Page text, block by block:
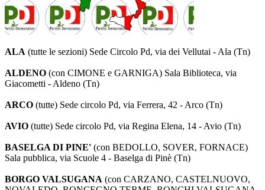
ALA (tutte le sezioni) Sede Circolo Pd, via dei Vellutai - Ala (Tn)
ALDENO (con CIMONE e GARNIGA) Sala Biblioteca, via
Giacometti - Aldeno (Tn)
ARCO (tutte) Sede circolo Pd, via Ferrera, 42 - Arco (Tn)
AVIO (tutte) Sede circolo Pd, via Regina Elena, 14 - Avio (Tn)
BASELGA DI PINE' (con BEDOLLO, SOVER, FORNACE)
Sala pubblica, via Scuole 4 - Baselga di Pinè (Tn)
BORGO VALSUGANA (con CARZANO, CASTELNUOVO,